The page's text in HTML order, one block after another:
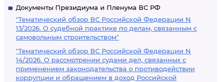
Документы Президиума и Пленума ВС РФ
"Тематический обзор ВС Российской Федерации N
13/2026. О судебной практике по делам, связанным с
самовольным строительством"
"Тематический обзор ВС Российской Федерации N
14/2026. О рассмотрении судами дел, связанных с
применением законодательства о противодействии
коррупции и обращением в доход Российской